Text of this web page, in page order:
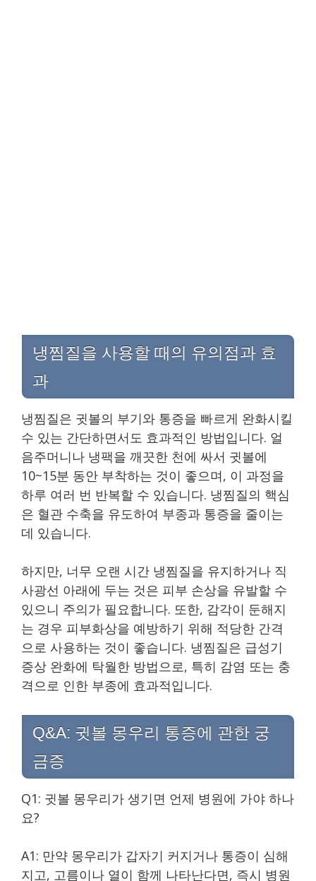
냉찜질을 사용할 때의 유의점과 효
과
냉찜질은 귓볼의 부기와 통증을 빠르게 완화시킬
수 있는 간단하면서도 효과적인 방법입니다. 얼
음주머니나 냉팩을 깨끗한 천에 싸서 귓볼에
10~15분 동안 부착하는 것이 좋으며, 이 과정을
하루 여러 번 반복할 수 있습니다. 냉찜질의 핵심
은 혈관 수축을 유도하여 부종과 통증을 줄이는
데 있습니다.
하지만, 너무 오랜 시간 냉찜질을 유지하거나 직
사광선 아래에 두는 것은 피부 손상을 유발할 수
있으니 주의가 필요합니다. 또한, 감각이 둔해지
는 경우 피부화상을 예방하기 위해 적당한 간격
으로 사용하는 것이 좋습니다. 냉찜질은 급성기
증상 완화에 탁월한 방법으로, 특히 감염 또는 충
격으로 인한 부종에 효과적입니다.
Q&A: 귓볼 몽우리 통증에 관한 궁
금증
Q1: 귓볼 몽우리가 생기면 언제 병원에 가야 하나
요?
A1: 만약 몽우리가 갑자기 커지거나 통증이 심해
지고, 고름이나 열이 함께 나타난다면, 즉시 병원